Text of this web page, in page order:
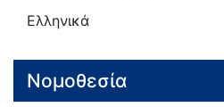
Ελληνικά
Νομοθεσία